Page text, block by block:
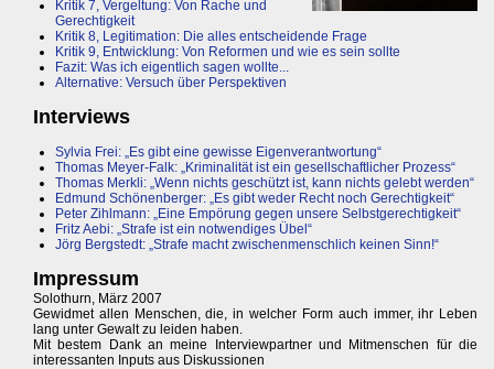
Kritik 7, Vergeltung: Von Rache und
Gerechtigkeit
Kritik 8, Legitimation: Die alles entscheidende Frage
Kritik 9, Entwicklung: Von Reformen und wie es sein sollte
Fazit: Was ich eigentlich sagen wollte...
Alternative: Versuch über Perspektiven
Interviews
Sylvia Frei: „Es gibt eine gewisse Eigenverantwortung“
Thomas Meyer-Falk: „Kriminalität ist ein gesellschaftlicher Prozess“
Thomas Merkli: „Wenn nichts geschützt ist, kann nichts gelebt werden“
Edmund Schönenberger: „Es gibt weder Recht noch Gerechtigkeit“
Peter Zihlmann: „Eine Empörung gegen unsere Selbstgerechtigkeit“
Fritz Aebi: „Strafe ist ein notwendiges Übel“
Jörg Bergstedt: „Strafe macht zwischenmenschlich keinen Sinn!“
Impressum
Solothurn, März 2007
Gewidmet allen Menschen, die, in welcher Form auch immer, ihr Leben
lang unter Gewalt zu leiden haben.
Mit bestem Dank an meine Interviewpartner und Mitmenschen für die
interessanten Inputs aus Diskussionen